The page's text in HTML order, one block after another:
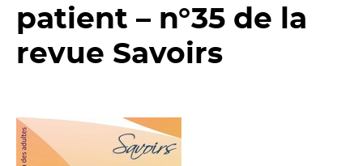
patient – n°35 de la
revue Savoirs